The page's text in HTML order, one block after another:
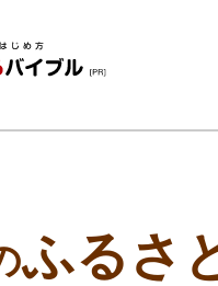
ふるさ